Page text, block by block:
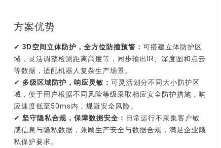
方案优势
✔ 3D空间立体防护，全方位防撞预警 ： 可搭建立体防护区
域，灵活调整检测距离高度等，同步输出IR、深度图和点云
等数据，适配机器人复杂生产场景。
✔ 多级区域防护，响应灵敏： 可灵活划分不同大小防护区
域，便于用户根据不同风险等级采取相应安全防护措施，响
应速度低至50ms内，规避安全风险。
✔ 坚守隐私合规，保障数据安全： 日常运行不采集客户敏
感信息与隐私数据，兼顾生产安全与数据合规，满足企业隐
私保护要求。